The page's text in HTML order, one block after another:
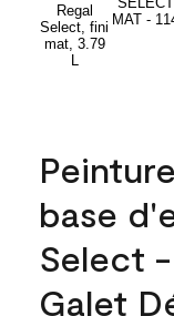
base
Select -
Galet